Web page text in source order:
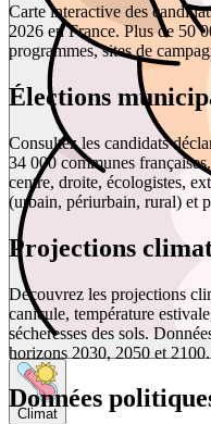
Climat
Carte interactive des
2026 en France. Plus de 50
programmes, sites de
Élections
Consultez les candidats
34 000 communes
centre, droite, écologistes,
(urbain, périurbain, rural) et
Projections
Découvrez les projections
canicule, température
sécheresses des sols.
horizons 2030, 2050 et 2100.
Données